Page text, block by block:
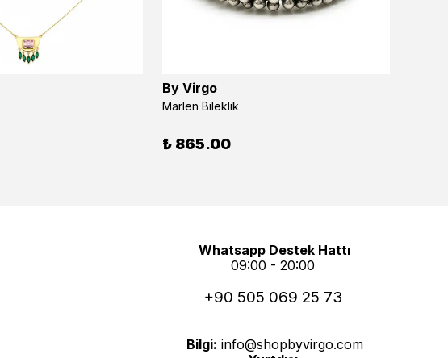
By Virgo
Marlen Bileklik
₺ 865.00
Whatsapp Destek Hattı
09:00 - 20:00
+90 505 069 25 73
Bilgi: info@shopbyvirgo.com